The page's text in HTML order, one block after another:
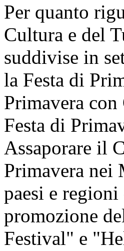
Per quanto
Cultura e del
suddivise in
la Festa di
Primavera
Festa di
Assaporare il
Primavera nei
paesi e
promozione
Festival" e